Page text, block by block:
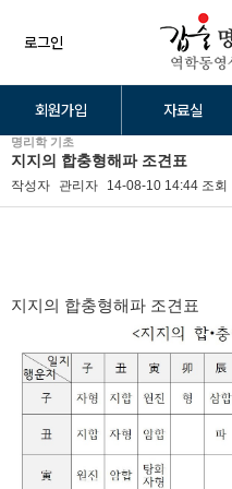
로그인
회원가입 자료실
명리학 기초
지지의 합충형해파 조견표
작성자 관리자 14-08-10 14:44 조회
지지의 합충형해파 조견표